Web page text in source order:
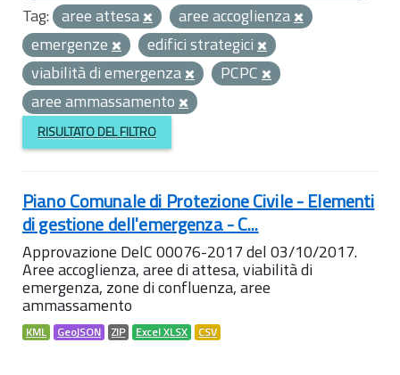
Tag: aree attesa
aree accoglienza
emergenze
edifici strategici
viabilità di emergenza
PCPC
aree ammassamento
RISULTATO DEL FILTRO
Piano Comunale di Protezione Civile - Elementi
di gestione dell'emergenza - C...
Approvazione DelC 00076-2017 del 03/10/2017.
Aree accoglienza, aree di attesa, viabilità di
emergenza, zone di confluenza, aree
ammassamento
KML GeoJSON ZIP Excel XLSX CSV